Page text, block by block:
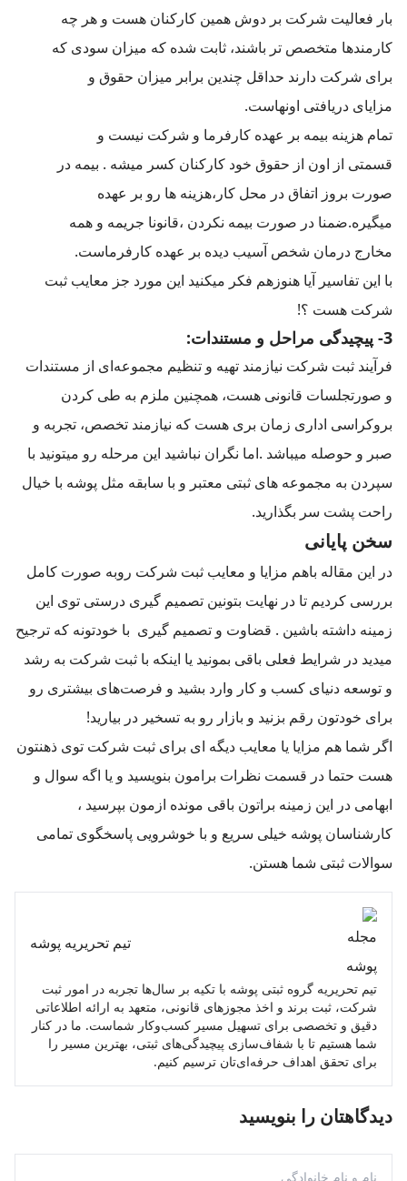
بار فعالیت شرکت بر دوش همین کارکنان هست و هر چه
کارمندها متخصص تر باشند، ثابت شده که میزان سودی که
برای شرکت دارند حداقل چندین برابر میزان حقوق و
مزایای دریافتی اونهاست.
تمام هزینه بیمه بر عهده کارفرما و شرکت نیست و
قسمتی از اون از حقوق خود کارکنان کسر میشه . بیمه در
صورت بروز اتفاق در محل کار،هزینه ها رو بر عهده
میگیره.ضمنا در صورت بیمه نکردن ،قانونا جریمه و همه
مخارج درمان شخص آسیب دیده بر عهده کارفرماست.
با این تفاسیر آیا هنوزهم فکر میکنید این مورد جز معایب ثبت
شرکت هست ؟!
3- پیچیدگی مراحل و مستندات:
فرآیند ثبت شرکت نیازمند تهیه و تنظیم مجموعه‌ای از مستندات
و صورتجلسات قانونی هست، همچنین ملزم به طی کردن
بروکراسی اداری زمان بری هست که نیازمند تخصص، تجربه و
صبر و حوصله میباشد .اما نگران نباشید این مرحله رو میتونید با
سپردن به مجموعه های ثبتی معتبر و با سابقه مثل پوشه با خیال
راحت پشت سر بگذارید.
سخن پایانی
در این مقاله باهم مزایا و معایب ثبت شرکت روبه صورت کامل
بررسی کردیم تا در نهایت بتونین تصمیم گیری درستی توی این
زمینه داشته باشین . قضاوت و تصمیم گیری با خودتونه که ترجیح
میدید در شرایط فعلی باقی بمونید یا اینکه با ثبت شرکت به رشد
و توسعه دنیای کسب و کار وارد بشید و فرصت‌های بیشتری رو
برای خودتون رقم بزنید و بازار رو به تسخیر در بیارید!
اگر شما هم مزایا یا معایب دیگه ای برای ثبت شرکت توی ذهنتون
هست حتما در قسمت نظرات برامون بنویسید و یا اگه سوال و
ابهامی در این زمینه براتون باقی مونده ازمون بپرسید ،
کارشناسان پوشه خیلی سریع و با خوشرویی پاسخگوی تمامی
سوالات ثبتی شما هستن.
تیم تحریریه پوشه
تیم تحریریه گروه ثبتی پوشه با تکیه بر سال‌ها تجربه در امور ثبت
شرکت، ثبت برند و اخذ مجوزهای قانونی، متعهد به ارائه اطلاعاتی
دقیق و تخصصی برای تسهیل مسیر کسب‌وکار شماست. ما در کنار
شما هستیم تا با شفاف‌سازی پیچیدگی‌های ثبتی، بهترین مسیر را
برای تحقق اهداف حرفه‌ای‌تان ترسیم کنیم.
دیدگاهتان را بنویسید